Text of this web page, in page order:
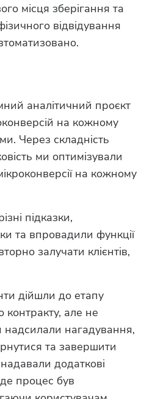
місця зберігання та
відвідування
аналітичний проєкт
на кожному
Через складність
ми оптимізували
на кожному
підказки,
та впровадили функції
залучати клієнтів,
дійшли до етапу
але не
нагадування,
та завершити
додаткові
процес був